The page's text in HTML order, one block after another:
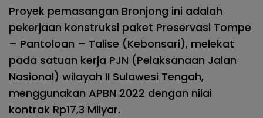
Proyek pemasangan Bronjong ini adalah
pekerjaan konstruksi paket Preservasi Tompe
– Pantoloan – Talise (Kebonsari), melekat
pada satuan kerja PJN (Pelaksanaan Jalan
Nasional) wilayah II Sulawesi Tengah,
menggunakan APBN 2022 dengan nilai
kontrak Rp17,3 Milyar.